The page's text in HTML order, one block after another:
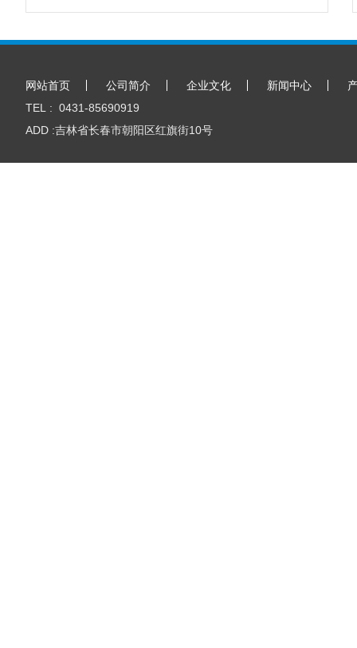
网站首页 公司简介 企业文化 新闻中心
TEL : 0431-85690919
ADD :吉林省长春市朝阳区红旗街10号